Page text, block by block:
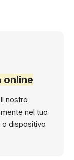
online
nostro
nel tuo
dispositivo